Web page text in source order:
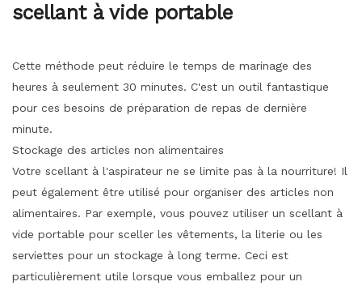
scellant à vide portable
Cette méthode peut réduire le temps de marinage des
heures à seulement 30 minutes. C'est un outil fantastique
pour ces besoins de préparation de repas de dernière
minute.
Stockage des articles non alimentaires
Votre scellant à l'aspirateur ne se limite pas à la nourriture! Il
peut également être utilisé pour organiser des articles non
alimentaires. Par exemple, vous pouvez utiliser un scellant à
vide portable pour sceller les vêtements, la literie ou les
serviettes pour un stockage à long terme. Ceci est
particulièrement utile lorsque vous emballez pour un